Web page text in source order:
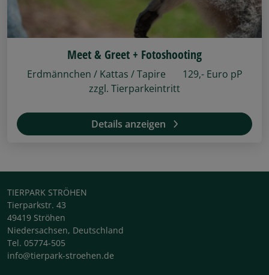
Meet & Greet + Fotoshooting
Erdmännchen / Kattas / Tapire 129,- Euro pP
zzgl. Tierparkeintritt
Details anzeigen
TIERPARK STRÖHEN
Tierparkstr. 43
49419 Ströhen
Niedersachsen, Deutschland
Tel. 05774-505
info@tierpark-stroehen.de